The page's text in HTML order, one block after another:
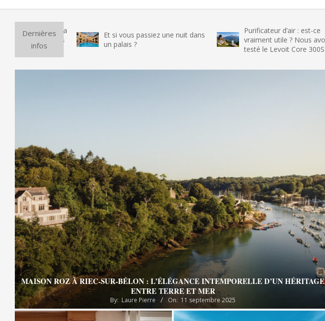
Dernières
infos
Et si vous passiez une nuit dans
un palais ?
Purificateur d’air : est-ce
vraiment utile ? Nous avons
testé le Levoit Core 300S Smart
MAISON ROZ À RIEC-SUR-BÉLON : L’ÉLÉGANCE INTEMPORELLE D’UN HÉRITAGE
ENTRE TERRE ET MER
By: Laure Pierre On: 11 septembre 2025